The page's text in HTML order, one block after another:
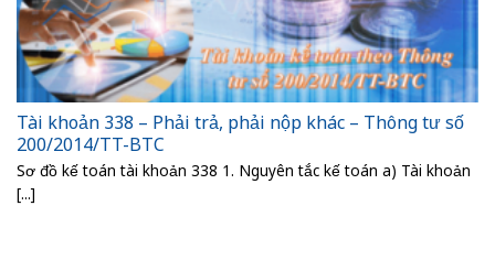
Tài khoản 338 – Phải trả, phải nộp khác – Thông tư số
200/2014/TT-BTC
Sơ đồ kế toán tài khoản 338 1. Nguyên tắc kế toán a) Tài khoản
[...]